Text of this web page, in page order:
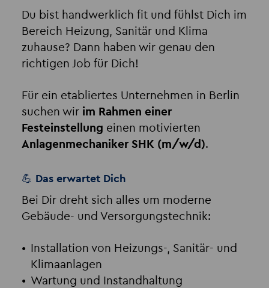
Du bist handwerklich fit und fühlst Dich im
Bereich Heizung, Sanitär und Klima
zuhause? Dann haben wir genau den
richtigen Job für Dich!
Für ein etabliertes Unternehmen in Berlin
suchen wir im Rahmen einer
Festeinstellung einen motivierten
Anlagenmechaniker SHK (m/w/d).
💪 Das erwartet Dich
Bei Dir dreht sich alles um moderne
Gebäude- und Versorgungstechnik:
Installation von Heizungs-, Sanitär- und
Klimaanlagen
Wartung und Instandhaltung